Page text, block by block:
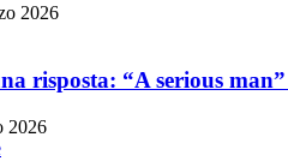
2026
risposta: “A serious
2026